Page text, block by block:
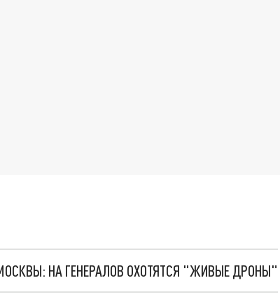
НА ГЕНЕРАЛОВ ОХОТЯТСЯ "ЖИВЫЕ ДРОНЫ"